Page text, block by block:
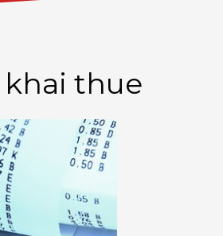
khai thue